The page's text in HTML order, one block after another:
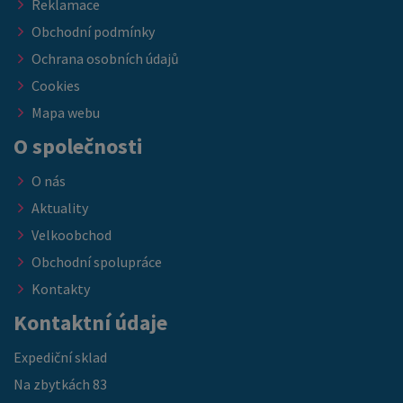
Reklamace
Obchodní podmínky
Ochrana osobních údajů
Cookies
Mapa webu
O společnosti
O nás
Aktuality
Velkoobchod
Obchodní spolupráce
Kontakty
Kontaktní údaje
Expediční sklad
Na zbytkách 83